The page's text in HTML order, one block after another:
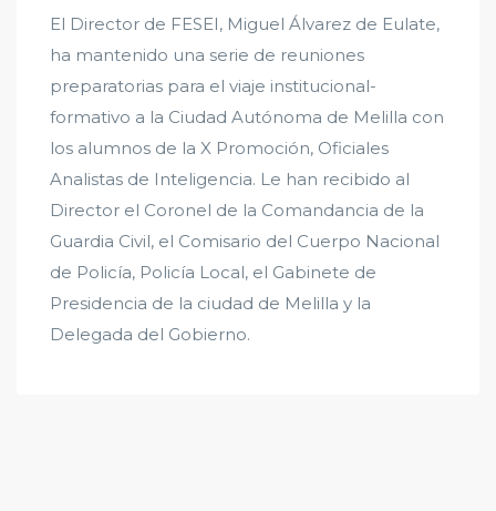
El Director de FESEI, Miguel Álvarez de Eulate,
ha mantenido una serie de reuniones
preparatorias para el viaje institucional-
formativo a la Ciudad Autónoma de Melilla con
los alumnos de la X Promoción, Oficiales
Analistas de Inteligencia. Le han recibido al
Director el Coronel de la Comandancia de la
Guardia Civil, el Comisario del Cuerpo Nacional
de Policía, Policía Local, el Gabinete de
Presidencia de la ciudad de Melilla y la
Delegada del Gobierno.